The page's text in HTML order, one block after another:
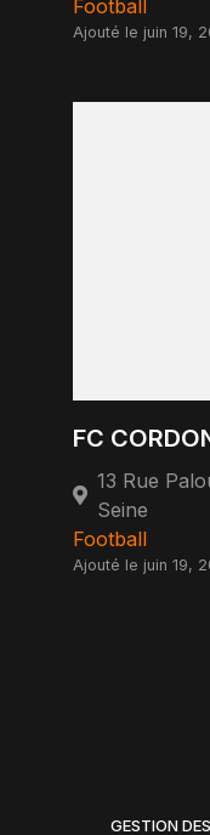
Football
Ajouté le juin 19,
FC
13 Rue
Seine
Football
Ajouté le juin 19,
GESTION